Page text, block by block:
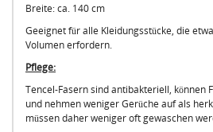
Breite: ca. 140 cm
Geeignet für alle Kleidungsstücke, die
Volumen erfordern.
Pflege:
Tencel-Fasern sind antibakteriell, können
und nehmen weniger Gerüche auf als
müssen daher weniger oft gewaschen